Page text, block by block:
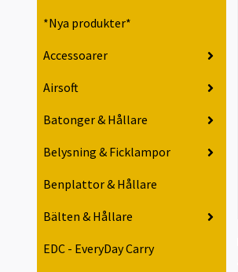
*Nya produkter*
Accessoarer
Airsoft
Batonger & Hållare
Belysning & Ficklampor
Benplattor & Hållare
Bälten & Hållare
EDC - EveryDay Carry